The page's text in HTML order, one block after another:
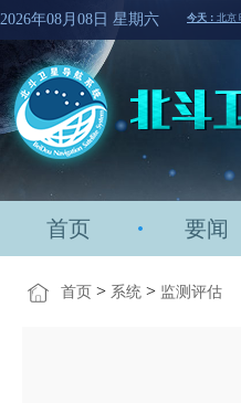
2026年08月08日 星期六
首页 要闻
首页 > 系统 > 监测评估